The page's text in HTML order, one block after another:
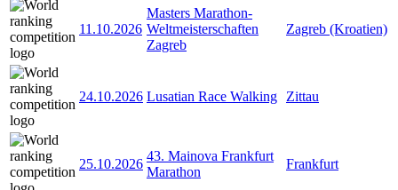
11.10.2026
Masters Marathon-
Weltmeisterschaften
Zagreb
Zagreb (Kroatien)
24.10.2026 Lusatian Race Walking Zittau
25.10.2026
43. Mainova Frankfurt
Marathon
Frankfurt